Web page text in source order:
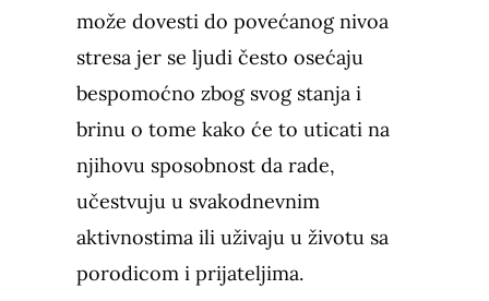
može dovesti do povećanog nivoa
stresa jer se ljudi često osećaju
bespomoćno zbog svog stanja i
brinu o tome kako će to uticati na
njihovu sposobnost da rade,
učestvuju u svakodnevnim
aktivnostima ili uživaju u životu sa
porodicom i prijateljima.